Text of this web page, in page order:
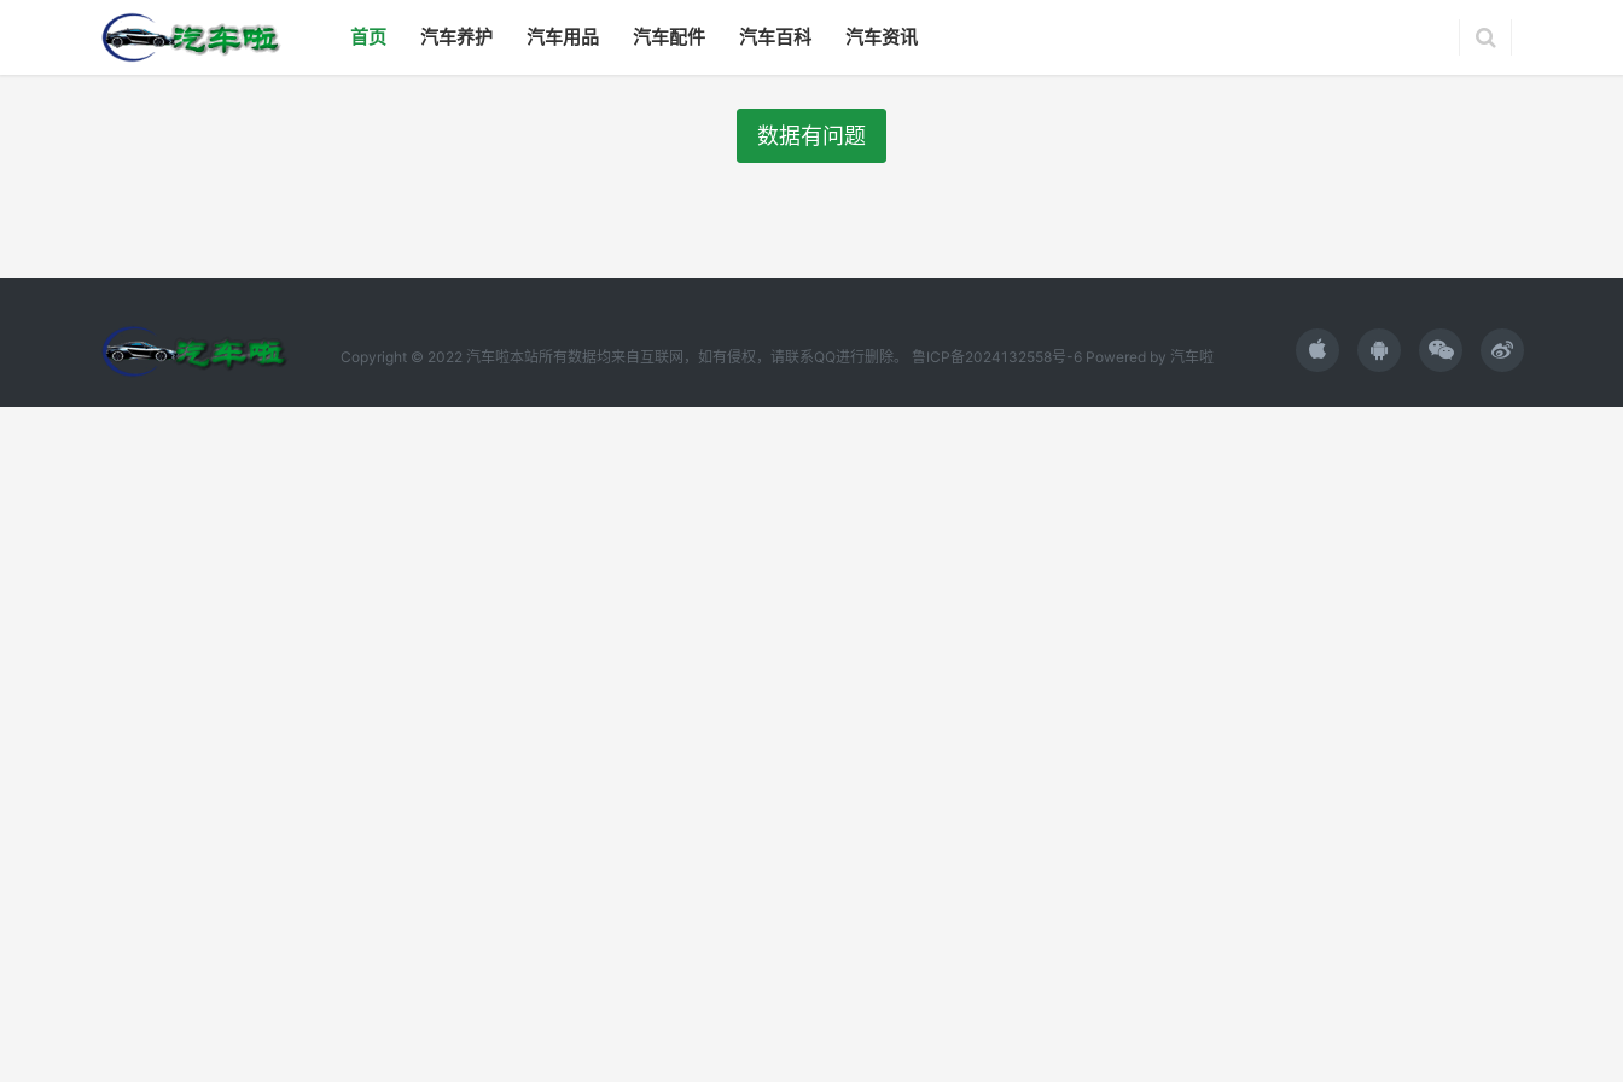
首页 汽车养护 汽车用品 汽车配件 汽车百科 汽车资讯
数据有问题
Copyright © 2022 汽车啦本站所有数据均来自互联网，如有侵权，请联系QQ进行删除。 鲁ICP备2024132558号-6 Powered by 汽车啦